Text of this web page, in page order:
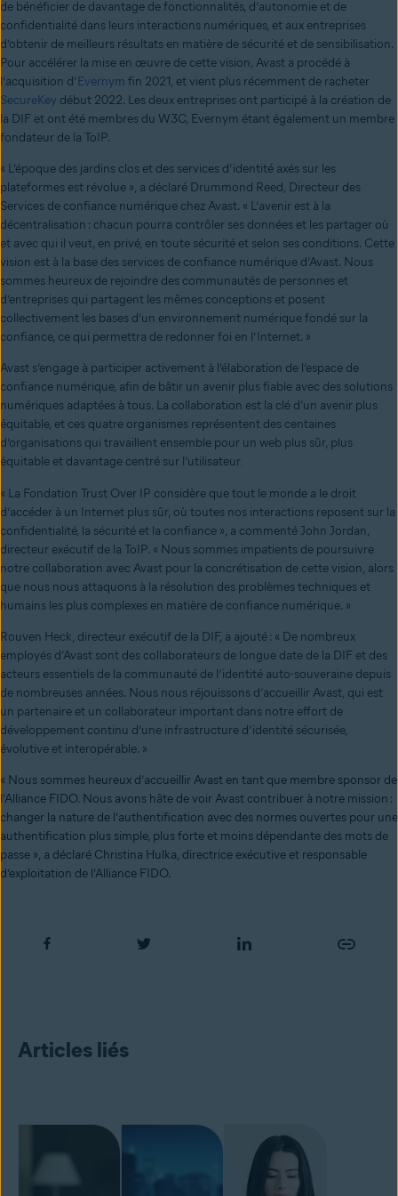
de bénéficier de davantage de fonctionnalités, d’autonomie et de
confidentialité dans leurs interactions numériques, et aux entreprises
d’obtenir de meilleurs résultats en matière de sécurité et de sensibilisation.
Pour accélérer la mise en œuvre de cette vision, Avast a procédé à
l’acquisition d’Evernym fin 2021, et vient plus récemment de racheter
SecureKey début 2022. Les deux entreprises ont participé à la création de
la DIF et ont été membres du W3C, Evernym étant également un membre
fondateur de la ToIP.
« L’époque des jardins clos et des services d’identité axés sur les
plateformes est révolue », a déclaré Drummond Reed, Directeur des
Services de confiance numérique chez Avast. « L’avenir est à la
décentralisation : chacun pourra contrôler ses données et les partager où
et avec qui il veut, en privé, en toute sécurité et selon ses conditions. Cette
vision est à la base des services de confiance numérique d’Avast. Nous
sommes heureux de rejoindre des communautés de personnes et
d’entreprises qui partagent les mêmes conceptions et posent
collectivement les bases d’un environnement numérique fondé sur la
confiance, ce qui permettra de redonner foi en l’Internet. »
Avast s’engage à participer activement à l’élaboration de l’espace de
confiance numérique, afin de bâtir un avenir plus fiable avec des solutions
numériques adaptées à tous. La collaboration est la clé d’un avenir plus
équitable, et ces quatre organismes représentent des centaines
d’organisations qui travaillent ensemble pour un web plus sûr, plus
équitable et davantage centré sur l’utilisateur.
« La Fondation Trust Over IP considère que tout le monde a le droit
d’accéder à un Internet plus sûr, où toutes nos interactions reposent sur la
confidentialité, la sécurité et la confiance », a commenté John Jordan,
directeur exécutif de la ToIP. « Nous sommes impatients de poursuivre
notre collaboration avec Avast pour la concrétisation de cette vision, alors
que nous nous attaquons à la résolution des problèmes techniques et
humains les plus complexes en matière de confiance numérique. »
Rouven Heck, directeur exécutif de la DIF, a ajouté : « De nombreux
employés d’Avast sont des collaborateurs de longue date de la DIF et des
acteurs essentiels de la communauté de l’identité auto-souveraine depuis
de nombreuses années. Nous nous réjouissons d’accueillir Avast, qui est
un partenaire et un collaborateur important dans notre effort de
développement continu d’une infrastructure d’identité sécurisée,
évolutive et interopérable. »
« Nous sommes heureux d’accueillir Avast en tant que membre sponsor de
l’Alliance FIDO. Nous avons hâte de voir Avast contribuer à notre mission :
changer la nature de l’authentification avec des normes ouvertes pour une
authentification plus simple, plus forte et moins dépendante des mots de
passe », a déclaré Christina Hulka, directrice exécutive et responsable
d’exploitation de l’Alliance FIDO.
Articles liés